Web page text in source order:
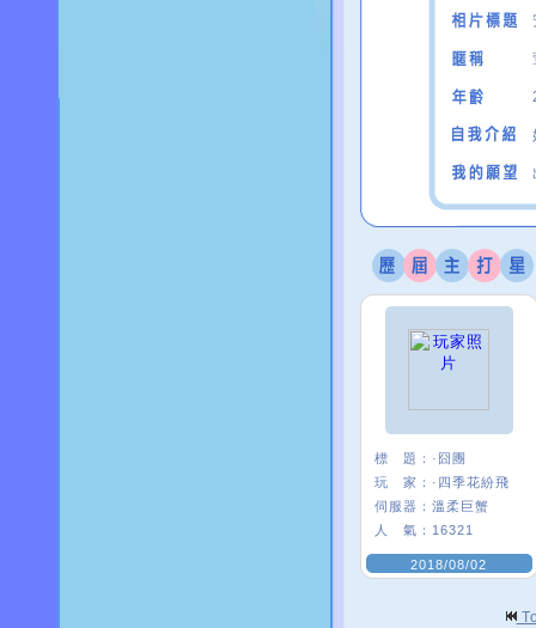
標 題： ·囧團
玩 家： ·四季花紛飛
伺服器： 溫柔巨蟹
人 氣： 16321
2018/08/02